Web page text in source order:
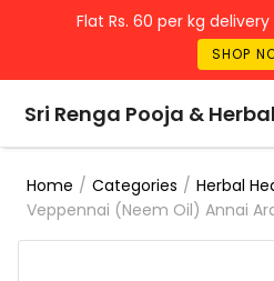
Flat Rs. 60 per kg
SHOP
Sri Renga Pooja &
Home / Categories / Herbal
Veppennai (Neem Oil) Annai